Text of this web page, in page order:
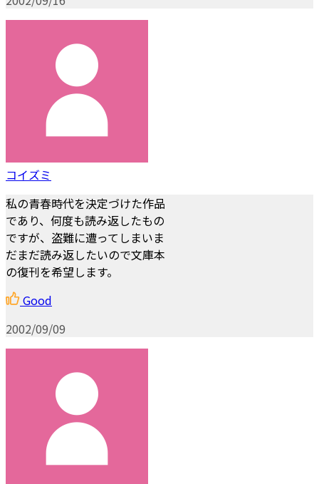
コイズミ
私の青春時代を決定づけた作品
であり、何度も読み返したもの
ですが、盗難に遭ってしまいま
だまだ読み返したいので文庫本
の復刊を希望します。
Good
2002/09/09